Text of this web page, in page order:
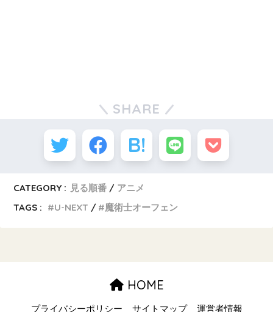
SHARE
CATEGORY : 見る順番
アニメ
TAGS :
U-NEXT 魔術士オーフェン
HOME
プライバシーポリシー サイトマップ 運営者情報